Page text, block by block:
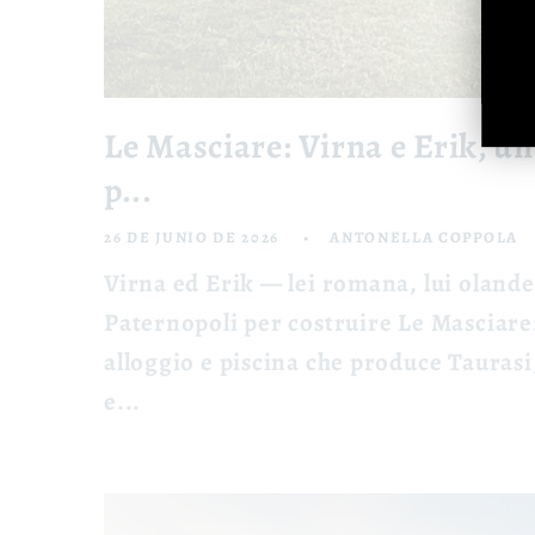
Le Masciare: Virna e Erik,
p...
26 DE JUNIO DE 2026 ANTONELLA COPPOLA
Virna ed Erik — lei romana, lui
Paternopoli per costruire Le
alloggio e piscina che produce
e...